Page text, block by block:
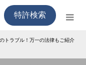
特許検索
トラブル！万一の法律もご紹介